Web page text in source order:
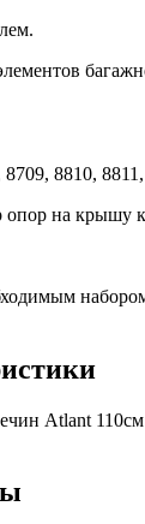
8810,
на крышу
Atlant 110см